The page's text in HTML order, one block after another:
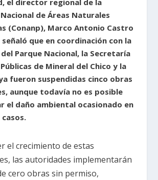
el director regional de la
de Áreas Naturales
(Conanp), Marco Antonio Castro
que en coordinación con la
Parque Nacional, la Secretaría
de Mineral del Chico y la
fueron suspendidas cinco obras
aunque todavía no es posible
el daño ambiental ocasionado en
el crecimiento de estas
las autoridades implementarán
cero obras sin permiso,